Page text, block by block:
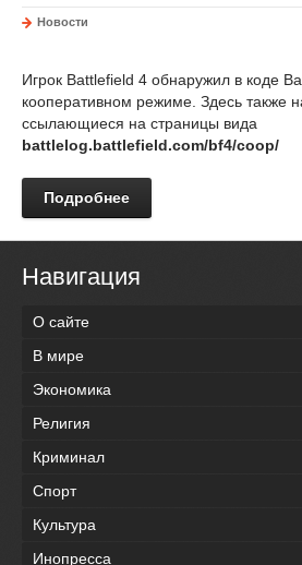
Новости
Игрок Battlefield 4 обнаружил в коде
кооперативном режиме. Здесь также
ссылающиеся на страницы вида
battlelog.battlefield.com/bf4/coop/
Подробнее
Навигация
О сайте
В мире
Экономика
Религия
Криминал
Спорт
Культура
Инопресса